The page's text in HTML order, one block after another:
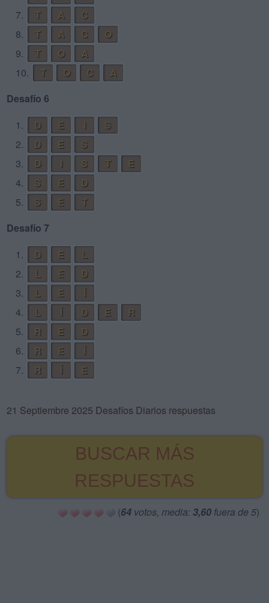
7.
T A
C
8.
T A C
O
9.
T O
A
10.
T O C
A
Desafío 6
1.
D E
S
2.
D E
S
3.
D S T
E
4.
S E
D
5.
S E
T
Desafío 7
1.
D E
L
2.
L E
D
3.
L E
Í
4.
L Í D E
R
5.
R E
D
6.
R E
Í
7.
R Í E
21 Septiembre 2025 Desafíos Diarios respuestas
BUSCAR MÁS
RESPUESTAS
(64 votos, media: 3,60 fuera de 5)